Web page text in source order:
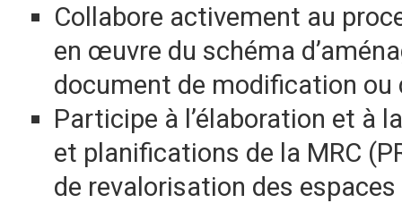
Collabore activement au
en œuvre du schéma
document de modification ou
Participe à l’élaboration et à
et planifications de la MRC
de revalorisation des